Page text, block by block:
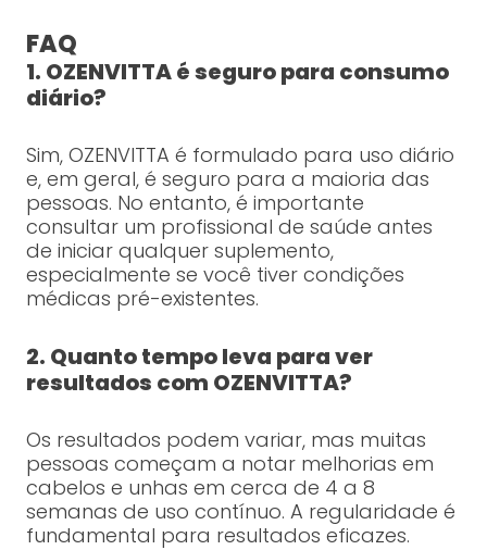
FAQ
1. OZENVITTA é seguro para consumo
diário?
Sim, OZENVITTA é formulado para uso diário
e, em geral, é seguro para a maioria das
pessoas. No entanto, é importante
consultar um profissional de saúde antes
de iniciar qualquer suplemento,
especialmente se você tiver condições
médicas pré-existentes.
2. Quanto tempo leva para ver
resultados com OZENVITTA?
Os resultados podem variar, mas muitas
pessoas começam a notar melhorias em
cabelos e unhas em cerca de 4 a 8
semanas de uso contínuo. A regularidade é
fundamental para resultados eficazes.